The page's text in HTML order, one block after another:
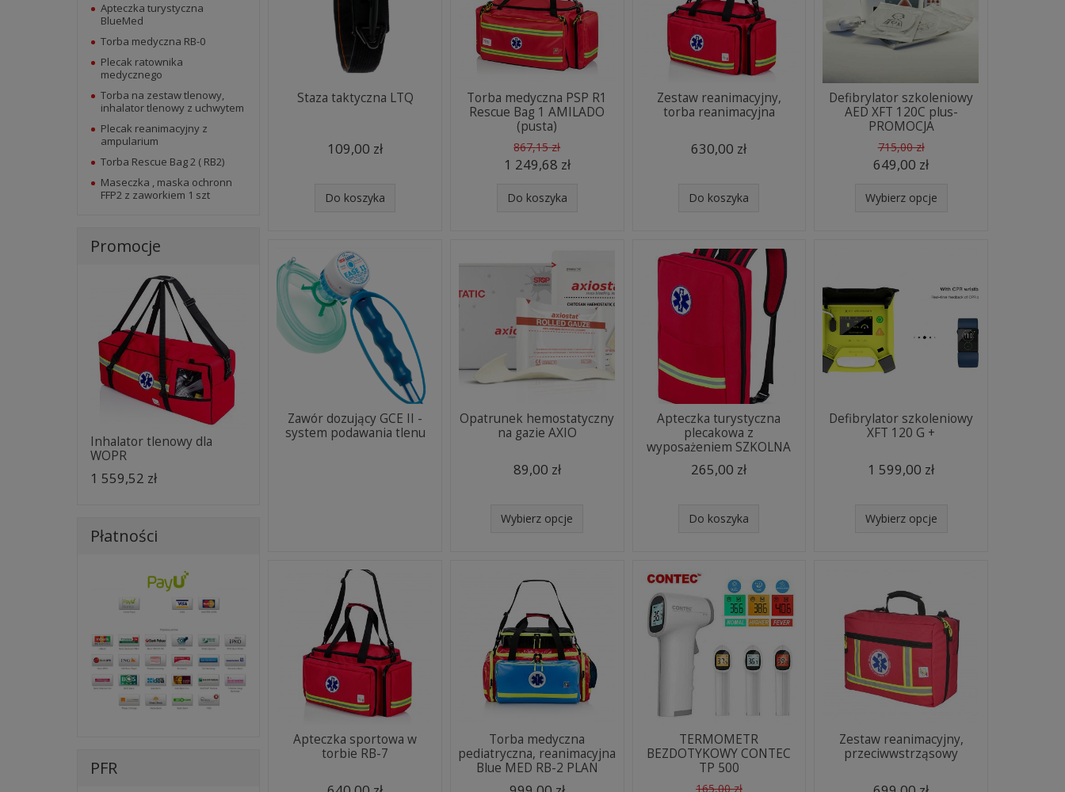
Staza taktyczna LTQ
109,00 zł
Do koszyka
Torba medyczna PSP R1
Rescue Bag 1 AMILADO
(pusta)
867,15 zł
1 249,68 zł
Do koszyka
Zestaw reanimacyjny,
torba reanimacyjna
630,00 zł
Do koszyka
Defibrylator szkoleniowy
AED XFT 120C plus-
PROMOCJA
715,00 zł
649,00 zł
Wybierz opcje
Zawór dozujący GCE II -
system podawania tlenu
Opatrunek hemostatyczny
na gazie AXIO
89,00 zł
Wybierz opcje
Apteczka turystyczna
plecakowa z
wyposażeniem SZKOLNA
265,00 zł
Do koszyka
Defibrylator szkoleniowy
XFT 120 G +
1 599,00 zł
Wybierz opcje
Apteczka sportowa w
torbie RB-7
Torba medyczna
pediatryczna, reanimacyjna
Blue MED RB-2 PLAN
TERMOMETR
BEZDOTYKOWY CONTEC
TP 500
165,00 zł
Zestaw reanimacyjny,
przeciwwstrząsowy
Apteczka turystyczna
BlueMed
Torba medyczna RB-0
Plecak ratownika
medycznego
Torba na zestaw tlenowy,
inhalator tlenowy z uchwytem
Plecak reanimacyjny z
ampularium
Torba Rescue Bag 2 ( RB2)
Maseczka , maska ochronn
FFP2 z zaworkiem 1 szt
Promocje
Inhalator tlenowy dla
WOPR
1 559,52 zł
Płatności
PFR